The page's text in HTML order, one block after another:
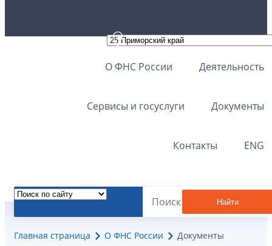
О ФНС России Деятельность
Сервисы и госуслуги Документы
Контакты ENG
Найти
Главная страница О ФНС России Документы